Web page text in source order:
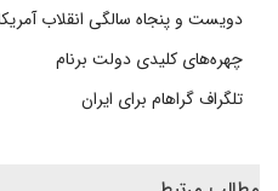
دویست و پنجاه سالگی انقلاب آمریکا
چهره‌های کلیدی دولت برنام
تلگراف گراهام برای ایران